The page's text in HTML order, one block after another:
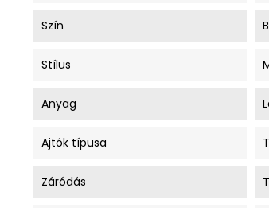
Szín
Stílus
Anyag
Ajtók típusa
Záródás